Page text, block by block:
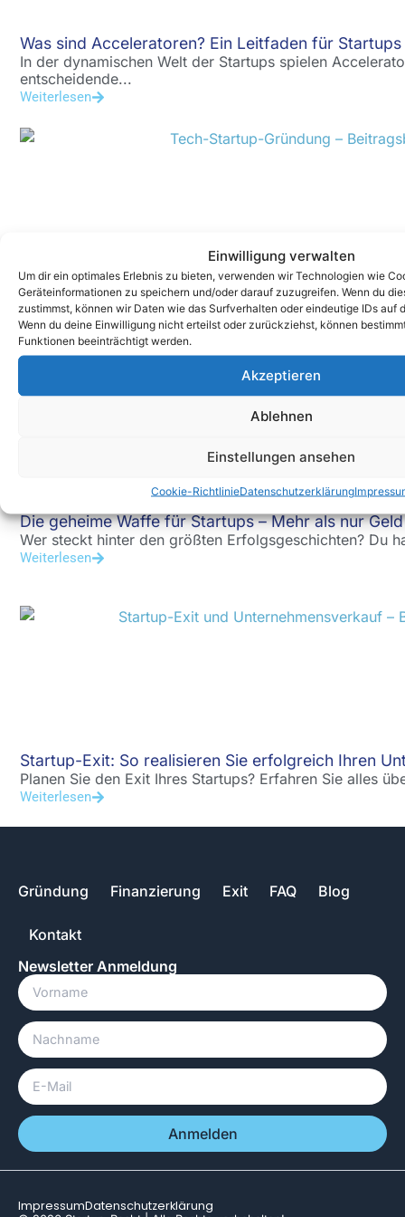
Einwilligung verwalten
Um dir ein optimales Erlebnis zu bieten, verwenden wir Technologien wie
Geräteinformationen zu speichern und/oder darauf zuzugreifen. Wenn du
zustimmst, können wir Daten wie das Surfverhalten oder eindeutige IDs auf
Wenn du deine Einwilligung nicht erteilst oder zurückziehst, können
Funktionen beeinträchtigt werden.
Akzeptieren
Ablehnen
Einstellungen ansehen
Cookie-RichtlinieDatenschutzerklärung
Was sind Acceleratoren? Ein Leitfaden für Startups
In der dynamischen Welt der Startups spielen
entscheidende...
Weiterlesen
So startest du erfolgreich durch und wirst zum
Dein Tech-Startup auf Erfolgskurs bringen Du hast eine
Weiterlesen
Die geheime Waffe für Startups – Mehr als nur Geld
Wer steckt hinter den größten Erfolgsgeschichten? Du
Weiterlesen
Startup-Exit: So realisieren Sie erfolgreich Ihren
Planen Sie den Exit Ihres Startups? Erfahren Sie alles
Weiterlesen
Gründung Finanzierung Exit FAQ Blog
Kontakt
Newsletter Anmeldung
Anmelden
ImpressumDatenschutzerklärung